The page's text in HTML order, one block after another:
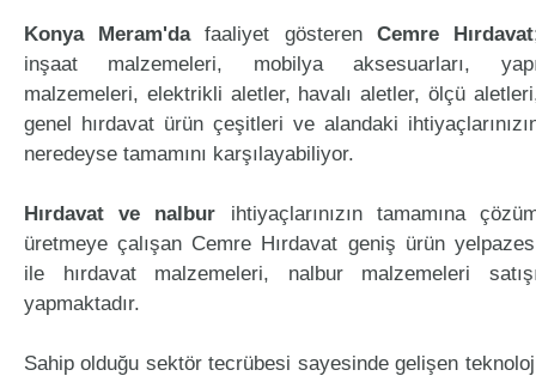
Konya Meram'dafaaliyet gösteren Cemre Hırdavat
inşaat malzemeleri, mobilya aksesuarları,
malzemeleri, elektrikli aletler, havalı aletler, ölçü
genel hırdavat ürün çeşitleri ve alandaki
neredeyse tamamını karşılayabiliyor.
Hırdavat ve nalbur ihtiyaçlarınızın tamamına
üretmeye çalışan Cemre Hırdavat geniş ürün
ile hırdavat malzemeleri, nalbur malzemeleri
yapmaktadır.
Sahip olduğu sektör tecrübesi sayesinde gelişen